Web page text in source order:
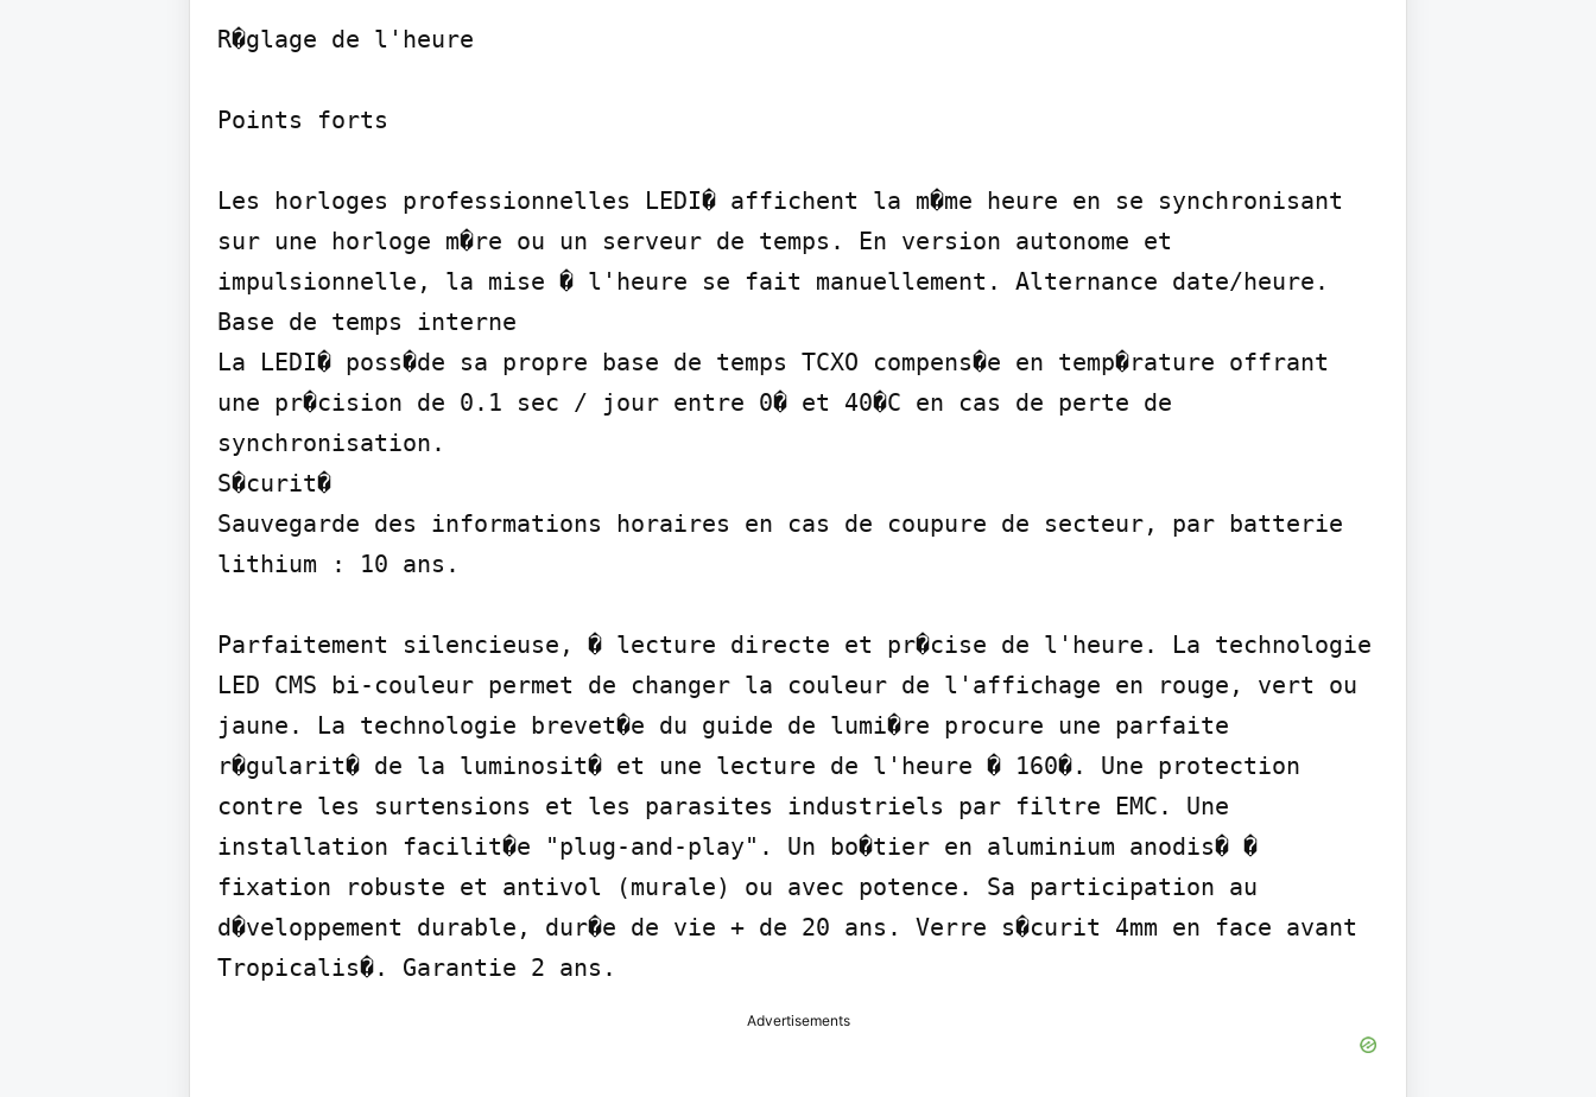
R�glage de l'heure
Points forts
Les horloges professionnelles LEDI� affichent la m�me heure en se synchronisant
sur une horloge m�re ou un serveur de temps. En version autonome et
impulsionnelle, la mise � l'heure se fait manuellement. Alternance date/heure.
Base de temps interne
La LEDI� poss�de sa propre base de temps TCXO compens�e en temp�rature offrant
une pr�cision de 0.1 sec / jour entre 0� et 40�C en cas de perte de
synchronisation.
S�curit�
Sauvegarde des informations horaires en cas de coupure de secteur, par batterie
lithium : 10 ans.
Parfaitement silencieuse, � lecture directe et pr�cise de l'heure. La technologie
LED CMS bi-couleur permet de changer la couleur de l'affichage en rouge, vert ou
jaune. La technologie brevet�e du guide de lumi�re procure une parfaite
r�gularit� de la luminosit� et une lecture de l'heure � 160�. Une protection
contre les surtensions et les parasites industriels par filtre EMC. Une
installation facilit�e "plug-and-play". Un bo�tier en aluminium anodis� �
fixation robuste et antivol (murale) ou avec potence. Sa participation au
d�veloppement durable, dur�e de vie + de 20 ans. Verre s�curit 4mm en face avant
Tropicalis�. Garantie 2 ans.
Advertisements